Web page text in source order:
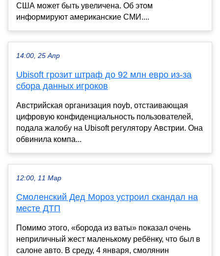
США может быть увеличена. Об этом
информируют американские СМИ....
14:00, 25 Апр
Ubisoft грозит штраф до 92 млн евро из-за
сбора данных игроков
Австрийская организация noyb, отстаивающая
цифровую конфиденциальность пользователей,
подала жалобу на Ubisoft регулятору Австрии. Она
обвинила компа...
12:00, 11 Мар
Смоленский Дед Мороз устроил скандал на
месте ДТП
Помимо этого, «борода из ваты» показал очень
неприличный жест маленькому ребёнку, что был в
салоне авто. В среду, 4 января, смолянин